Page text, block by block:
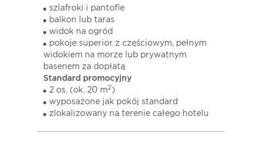
szlafroki i pantofle
balkon lub taras
widok na ogród
pokoje superior z częściowym, pełnym
widokiem na morze lub prywatnym
basenem za dopłatą
Standard promocyjny
2 os. (ok. 20 m2 )
wyposażone jak pokój standard
zlokalizowany na terenie całego hotelu